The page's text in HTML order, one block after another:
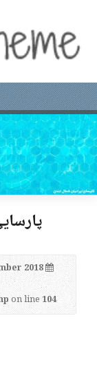
Sunday 23 September 2018
on line104